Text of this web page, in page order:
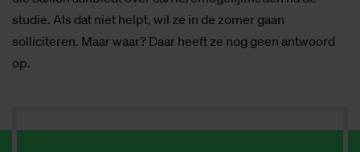
studie. Als dat niet helpt, wil ze in de zomer gaan
solliciteren. Maar waar? Daar heeft ze nog geen antwoord
op.